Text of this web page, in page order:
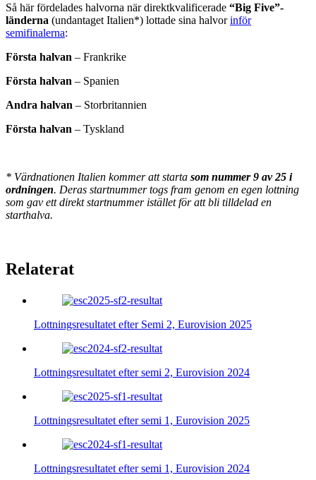
Så här fördelades halvorna när direktkvalificerade “Big Five”-
länderna (undantaget Italien*) lottade sina halvorinför
semifinalerna:
Första halvan – Frankrike
Första halvan – Spanien
Andra halvan – Storbritannien
Första halvan – Tyskland
* Värdnationen Italien kommer att starta som nummer 9 av 25 i
ordningen. Deras startnummer togs fram genom en egen lottning
som gav ett direkt startnummer istället för att bli tilldelad en
starthalva.
Relaterat
Lottningsresultatet efter Semi 2, Eurovision 2025
Lottningsresultatet efter semi 2, Eurovision 2024
Lottningsresultatet efter semi 1, Eurovision 2025
Lottningsresultatet efter semi 1, Eurovision 2024